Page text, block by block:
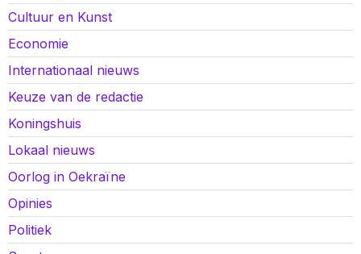
Cultuur en Kunst
Economie
Internationaal nieuws
Keuze van de redactie
Koningshuis
Lokaal nieuws
Oorlog in Oekraïne
Opinies
Politiek